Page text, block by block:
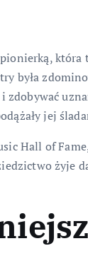
która
była
zdobywać
jej
Hall of
żyje